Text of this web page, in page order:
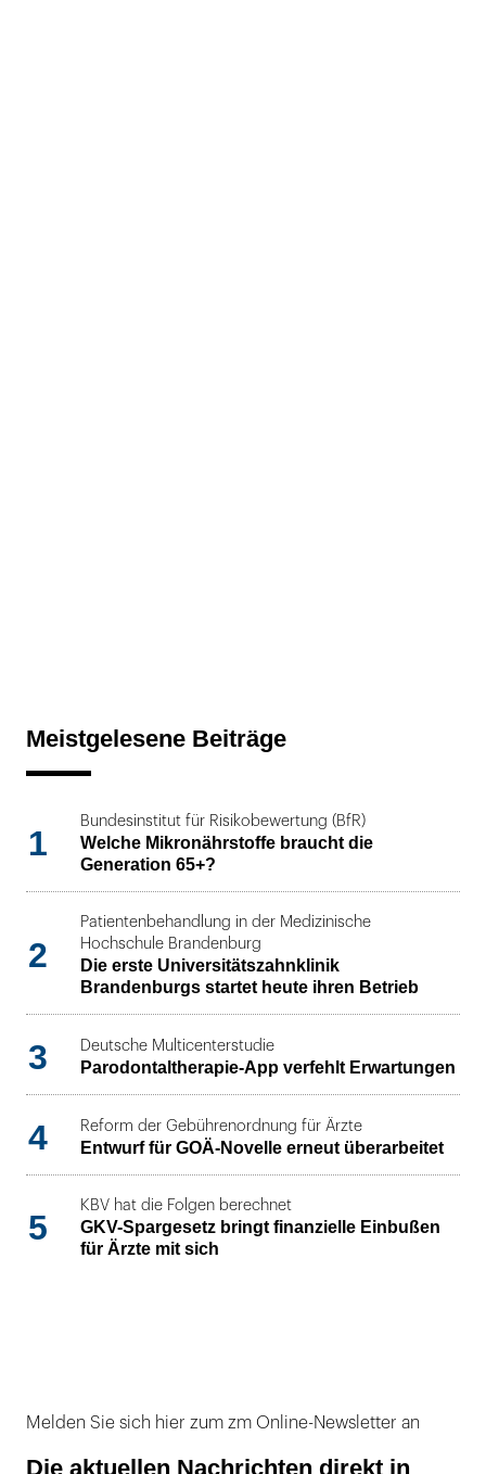
Meistgelesene Beiträge
1
Bundesinstitut für Risikobewertung (BfR)
Welche Mikronährstoffe braucht die
Generation 65+?
2
Patientenbehandlung in der Medizinische
Hochschule Brandenburg
Die erste Universitätszahnklinik
Brandenburgs startet heute ihren Betrieb
3 Deutsche Multicenterstudie
Parodontaltherapie-App verfehlt Erwartungen
4 Reform der Gebührenordnung für Ärzte
Entwurf für GOÄ-Novelle erneut überarbeitet
5
KBV hat die Folgen berechnet
GKV-Spargesetz bringt finanzielle Einbußen
für Ärzte mit sich
Melden Sie sich hier zum zm Online-Newsletter an
Die aktuellen Nachrichten direkt in